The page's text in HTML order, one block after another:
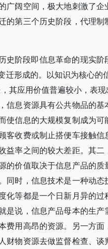
广阔空间，极大地刺激了
的第三个历史阶段，代理
史阶段即信息革命的现实阶
迁形成的。以知识为核心
其应用价值普遍较小，表
信息资源具有公共物品的
使信息的大规模复制成为
客收费或制止搭便车接触
益率之间的较大差距。其
的价值取决于信息产品的
同时，信息技术是一种动
化等都是一个日新月异的
是说，信息产品母本的生
费用高昂的资源。另一方
财物资源去做监督检查、